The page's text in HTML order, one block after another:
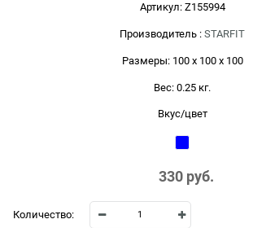
Артикул: Z155994
Производитель : STARFIT
Размеры: 100 x 100 x 100
Вес: 0.25 кг.
Вкус/цвет
330 руб.
Количество: